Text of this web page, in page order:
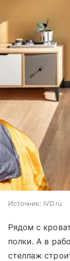
Источник: IVD.ru
Рядом с
полки. А в
стеллаж